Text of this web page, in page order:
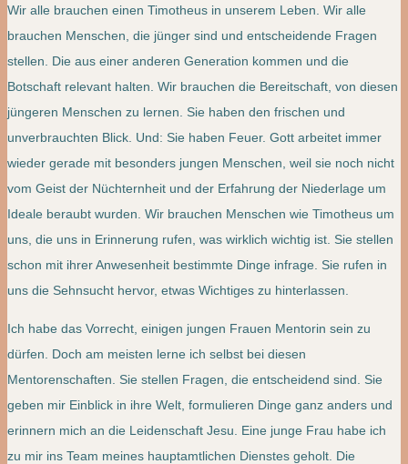
Wir alle brauchen einen Timotheus in unserem Leben. Wir alle
brauchen Menschen, die jünger sind und entscheidende Fragen
stellen. Die aus einer anderen Generation kommen und die
Botschaft relevant halten. Wir brauchen die Bereitschaft, von diesen
jüngeren Menschen zu lernen. Sie haben den frischen und
unverbrauchten Blick. Und: Sie haben Feuer. Gott arbeitet immer
wieder gerade mit besonders jungen Menschen, weil sie noch nicht
vom Geist der Nüchternheit und der Erfahrung der Niederlage um
Ideale beraubt wurden. Wir brauchen Menschen wie Timotheus um
uns, die uns in Erinnerung rufen, was wirklich wichtig ist. Sie stellen
schon mit ihrer Anwesenheit bestimmte Dinge infrage. Sie rufen in
uns die Sehnsucht hervor, etwas Wichtiges zu hinterlassen.
Ich habe das Vorrecht, einigen jungen Frauen Mentorin sein zu
dürfen. Doch am meisten lerne ich selbst bei diesen
Mentorenschaften. Sie stellen Fragen, die entscheidend sind. Sie
geben mir Einblick in ihre Welt, formulieren Dinge ganz anders und
erinnern mich an die Leidenschaft Jesu. Eine junge Frau habe ich
zu mir ins Team meines hauptamtlichen Dienstes geholt. Die